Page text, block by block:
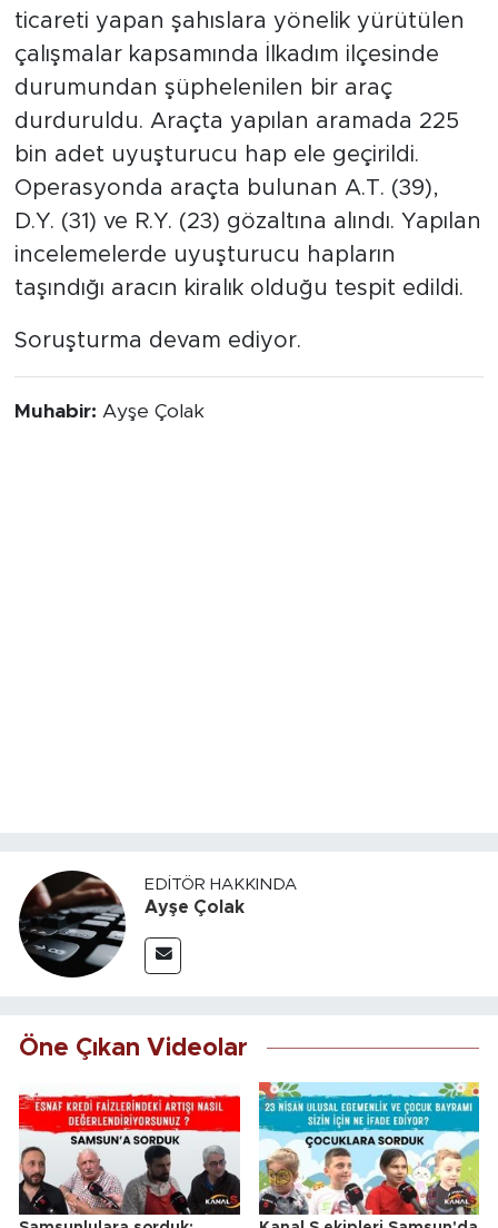
ticareti yapan şahıslara yönelik yürütülen
çalışmalar kapsamında İlkadım ilçesinde
durumundan şüphelenilen bir araç
durduruldu. Araçta yapılan aramada 225
bin adet uyuşturucu hap ele geçirildi.
Operasyonda araçta bulunan A.T. (39),
D.Y. (31) ve R.Y. (23) gözaltına alındı. Yapılan
incelemelerde uyuşturucu hapların
taşındığı aracın kiralık olduğu tespit edildi.
Soruşturma devam ediyor.
Muhabir: Ayşe Çolak
EDITÖR HAKKINDA
Ayşe Çolak
Öne Çıkan Videolar